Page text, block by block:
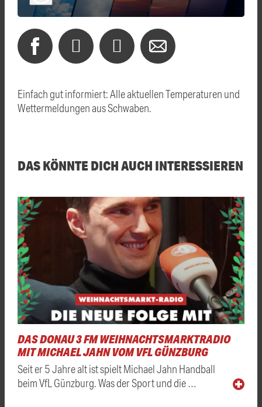
Einfach gut informiert: Alle aktuellen Temperaturen und
Wettermeldungen aus Schwaben.
DAS KÖNNTE DICH AUCH INTERESSIEREN
DAS DONAU 3 FM WEIHNACHTSMARKTRADIO
MIT MICHAEL JAHN VOM VFL GÜNZBURG
Seit er 5 Jahre alt ist spielt Michael Jahn Handball
beim VfL Günzburg. Was der Sport und die …